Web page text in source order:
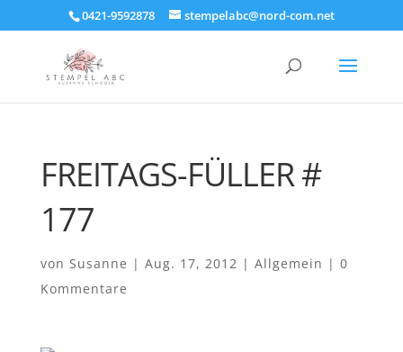
0421-9592878 stempelabc@nord-com.net
FREITAGS-FÜLLER #
177
von Susanne | Aug. 17, 2012 | Allgemein | 0
Kommentare